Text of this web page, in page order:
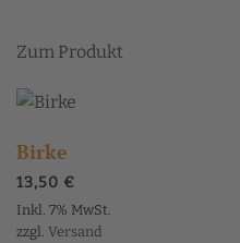
Zum Produkt
Birke
13,50 €
Inkl. 7% MwSt.
zzgl. Versand